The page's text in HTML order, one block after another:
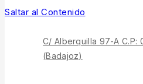
Saltar al Contenido
C/ Alberquilla 97-A C.P:
(Badajoz)